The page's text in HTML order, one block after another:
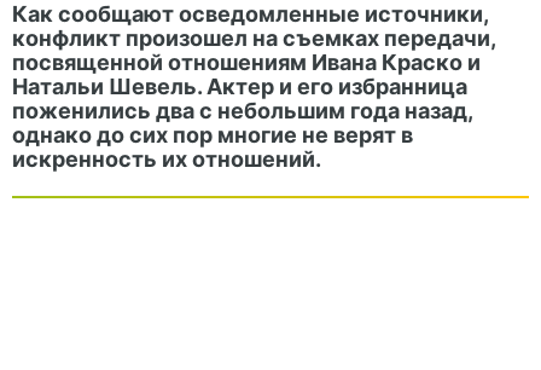
Как сообщают осведомленные источники,
конфликт произошел на съемках передачи,
посвященной отношениям Ивана Краско и
Натальи Шевель. Актер и его избранница
поженились два с небольшим года назад,
однако до сих пор многие не верят в
искренность их отношений.